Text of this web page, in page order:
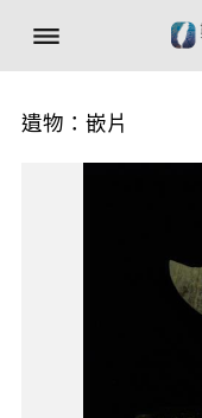
遺物：嵌片